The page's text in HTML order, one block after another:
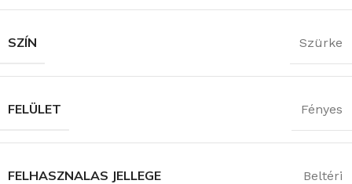
SZÍN Szürke
FELÜLET Fényes
FELHASZNALAS JELLEGE Beltéri